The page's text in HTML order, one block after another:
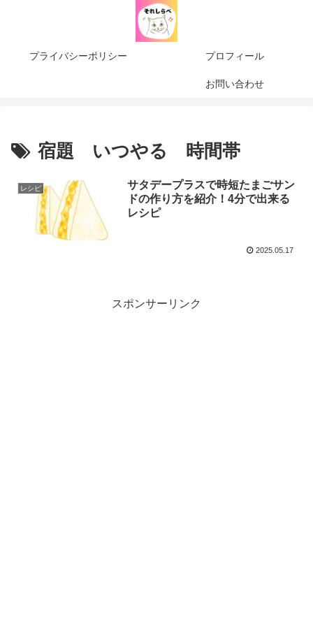
プライバシーポリシー プロフィール
お問い合わせ
宿題 いつやる 時間帯
レシピ
サタデープラスで時短たまごサン
ドの作り方を紹介！4分で出来る
レシピ
2025.05.17
スポンサーリンク